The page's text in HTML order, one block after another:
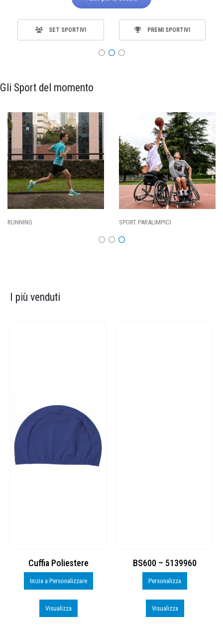
SET SPORTIVI PREMI SPORTIVI
Gli Sport del momento
SPORT PARALIMPICI CALCIO
I più venduti
Cuffia Poliestere
Inizia a Personalizzare
Visualizza
BS600 – 5139960
Personalizza
Visualizza